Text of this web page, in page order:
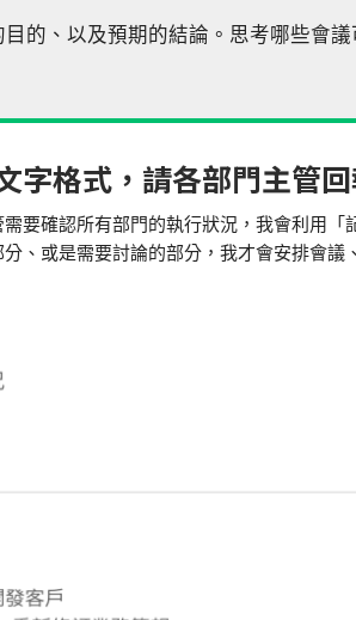
的、以及預期的結論。思考哪些會
字格式，請各部門主管
要確認所有部門的執行狀況，我會利用「
、或是需要討論的部分，我才會安排會議